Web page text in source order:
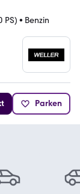
PS) • Benzin
Parken